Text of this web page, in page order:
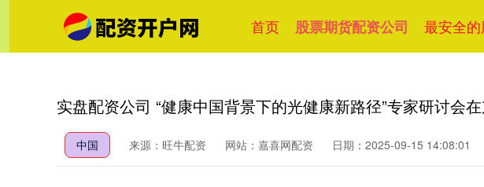
首页 股票期货配资公司 最安全
实盘配资公司 “健康中国背景下的光健康新路径”专家研讨会
中国 来源：旺牛配资 网站：嘉喜网配资 日期：2025-09-15 14:08:01